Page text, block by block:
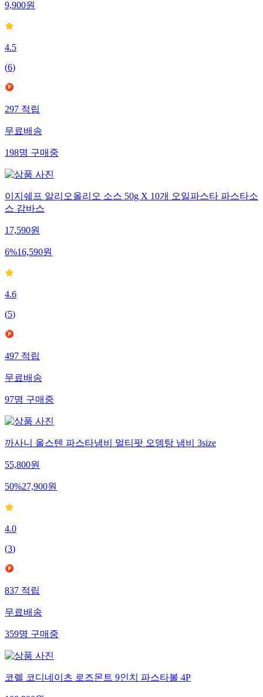
9,900원
4.5
(6)
297적립
무료배송
198명구매중
이지쉐프 알리오올리오 소스 50g X 10개 오일파스타 파스타소
스 감바스
17,590원
6%16,590원
4.6
(5)
497적립
무료배송
97명구매중
까사니 올스텐 파스타냄비 멀티팟 오뎅탕 냄비 3size
55,800원
50%27,900원
4.0
(3)
837적립
무료배송
359명구매중
코렐 코디네이츠 로즈몬트 9인치 파스타볼 4P